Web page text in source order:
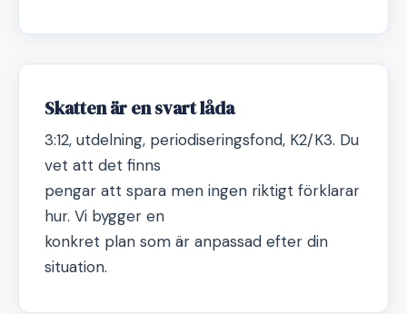
Skatten är en svart låda
3:12, utdelning, periodiseringsfond, K2/K3. Du
vet att det finns
pengar att spara men ingen riktigt förklarar
hur. Vi bygger en
konkret plan som är anpassad efter din
situation.